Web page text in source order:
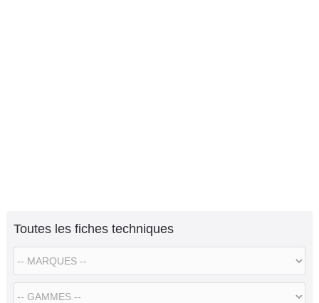
Toutes les fiches techniques